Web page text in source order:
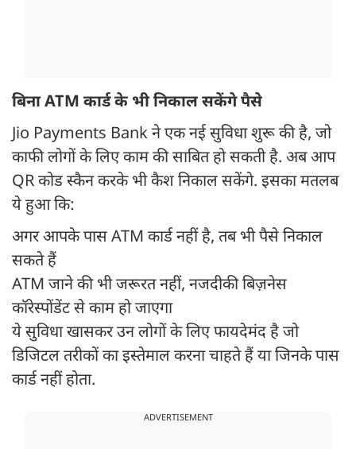
बिना ATM कार्ड के भी निकाल सकेंगे पैसे
Jio Payments Bank ने एक नई सुविधा शुरू की है, जो
काफी लोगों के लिए काम की साबित हो सकती है. अब आप
QR कोड स्कैन करके भी कैश निकाल सकेंगे. इसका मतलब
ये हुआ कि:
अगर आपके पास ATM कार्ड नहीं है, तब भी पैसे निकाल
सकते हैं
ATM जाने की भी जरूरत नहीं, नजदीकी बिज़नेस
कॉरेस्पोंडेंट से काम हो जाएगा
ये सुविधा खासकर उन लोगों के लिए फायदेमंद है जो
डिजिटल तरीकों का इस्तेमाल करना चाहते हैं या जिनके पास
कार्ड नहीं होता.
ADVERTISEMENT